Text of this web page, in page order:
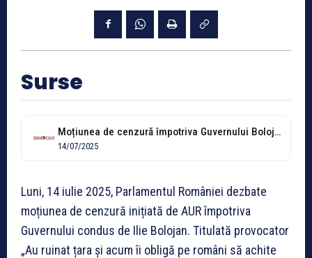
Surse
Moțiunea de cenzură împotriva Guvernului Bolojan este dezbătută și supusă votului, luni,...
14/07/2025
Luni, 14 iulie 2025, Parlamentul României dezbate
moțiunea de cenzură inițiată de AUR împotriva
Guvernului condus de Ilie Bolojan. Titulată provocator
„Au ruinat țara și acum îi obligă pe români să achite